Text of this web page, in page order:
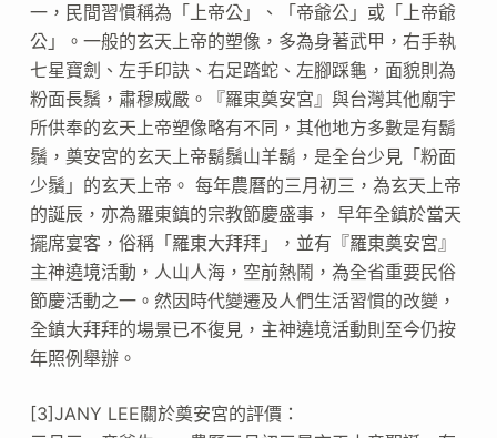
一，民間習慣稱為「上帝公」、「帝爺公」或「上帝爺
公」。一般的玄天上帝的塑像，多為身著武甲，右手執
七星寶劍、左手印訣、右足踏蛇、左腳踩龜，面貌則為
粉面長鬚，肅穆威嚴。『羅東奠安宮』與台灣其他廟宇
所供奉的玄天上帝塑像略有不同，其他地方多數是有鬍
鬚，奠安宮的玄天上帝鬍鬚山羊鬍，是全台少見「粉面
少鬚」的玄天上帝。 每年農曆的三月初三，為玄天上帝
的誕辰，亦為羅東鎮的宗教節慶盛事， 早年全鎮於當天
擺席宴客，俗稱「羅東大拜拜」，並有『羅東奠安宮』
主神遶境活動，人山人海，空前熱鬧，為全省重要民俗
節慶活動之一。然因時代變遷及人們生活習慣的改變，
全鎮大拜拜的場景已不復見，主神遶境活動則至今仍按
年照例舉辦。
[3]JANY LEE關於奠安宮的評價：